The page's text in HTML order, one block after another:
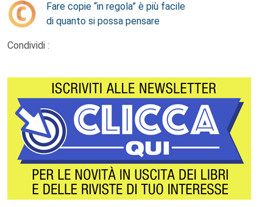
Fare copie “in regola” è più facile
di quanto si possa pensare
Condividi :